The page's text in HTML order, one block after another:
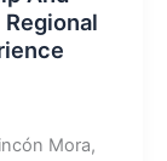
Mora,